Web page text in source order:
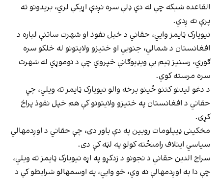
القاعده شبکه چې له دې ډلې سره نږدې اړیکې لري، بریدونو ته
پرې نه ږدي.
نیویارک ټایمز وايي، حقاني د خپل نفوذ او شهرت ساتنې لپاره د
افغانستان د شمالي، جنوبي او ختیزو ولایتونو له خلکو سره
ګوري، رسنیز ټیم یې ویډیوګانې خپروي چې د نوموړي له شهرت
سره مرسته کوي.
د دغو لیدنو کتنو ځینو برخه والو نیویارک ټایمز ته ویلي، چې
حقاني د افغانستان په ختیزو ولایتونو کې هم خپل نفوذ پراخ
کړی.
مخکینی ډیپلومات روبین په دې باور دی، چې حقاني د اوږدمهالي
سیاسي ایتلاف رامنځته کولو په لټه کې دی.
سراج الدین حقاني د نجونو د زدکړو په اړه نیویارک ټایمز ته ویلي،
چې دا به اوږدمهالې نه وي، خو وايي، په اوسمهالو شرایطو کې د